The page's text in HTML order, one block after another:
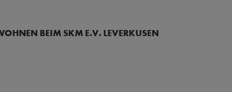
BEIM SKM E.V. LEVERKUSEN